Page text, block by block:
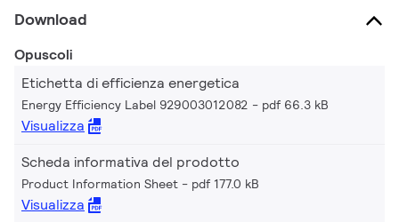
Download
Opuscoli
Etichetta di efficienza energetica
Energy Efficiency Label 929003012082 pdf 66.3 kB
Visualizza
Scheda informativa del prodotto
Product Information Sheet pdf 177.0 kB
Visualizza